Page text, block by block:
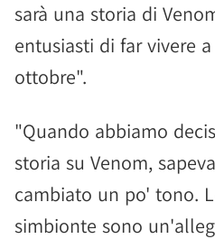
sarà una storia di
entusiasti di far vivere
ottobre".
"Quando abbiamo
storia su Venom,
cambiato un po' tono.
simbionte sono